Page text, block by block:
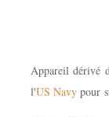
Appareil dérivé
l'US Navy pour